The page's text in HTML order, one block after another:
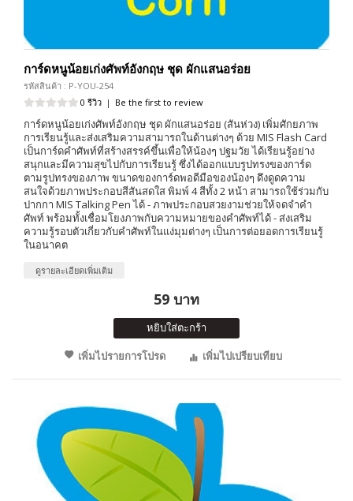
การ์ดหนูน้อยเก่งศัพท์อังกฤษ ชุด ผักแสนอร่อย
รหัสสินค้า : P-YOU-254
0 รีวิว | Be the first to review
การ์ดหนูน้อยเก่งศัพท์อังกฤษ ชุด ผักแสนอร่อย (สันห่วง) เพิ่มศักยภาพ
การเรียนรู้และส่งเสริมความสามารถในด้านต่างๆ ด้วย MIS Flash Card
เป็นการ์ดคำศัพท์ที่สร้างสรรค์ขึ้นเพื่อให้น้องๆ ปฐมวัย ได้เรียนรู้อย่าง
สนุกและมีความสุขไปกับการเรียนรู้ ซึ่งได้ออกแบบรูปทรงของการ์ด
ตามรูปทรงของภาพ ขนาดของการ์ดพอดีมือของน้องๆ ดึงดูดความ
สนใจด้วยภาพประกอบสีสันสดใส พิมพ์ 4 สีทั้ง 2 หน้า สามารถใช้ร่วมกับ
ปากกา MIS Talking Pen ได้ - ภาพประกอบสวยงามช่วยให้จดจำคำ
ศัพท์ พร้อมทั้งเชื่อมโยงภาพกับความหมายของคำศัพท์ได้ - ส่งเสริม
ความรู้รอบตัวเกี่ยวกับคำศัพท์ในแง่มุมต่างๆ เป็นการต่อยอดการเรียนรู้
ในอนาคต
ดูรายละเอียดเพิ่มเติม
59 บาท
หยิบใส่ตะกร้า
เพิ่มไปรายการโปรด
เพิ่มไปเปรียบเทียบ